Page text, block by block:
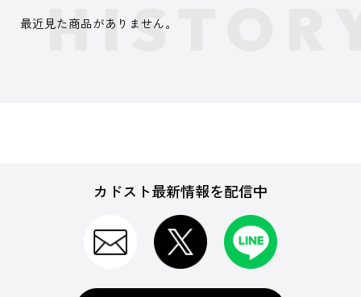
最近見た商品がありません。
カドスト最新情報を配信中